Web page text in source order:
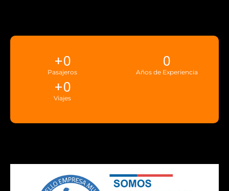
Pasajeros
+0
Años de Experiencia
0
Viajes
+0